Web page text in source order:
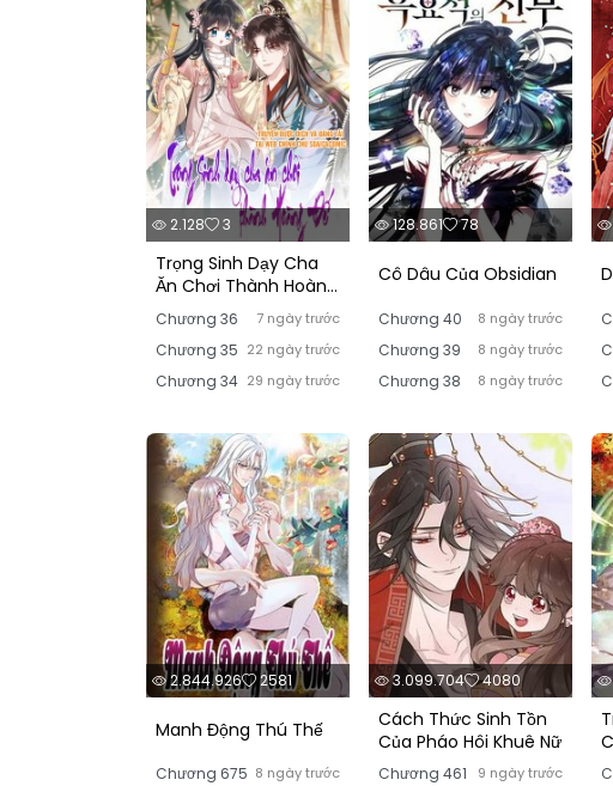
2.128 3
Trọng Sinh Dạy Cha
Ăn Chơi Thành Hoàng
Đế
Chương 36 7 ngày trước
Chương 35 22 ngày trước
Chương 34 29 ngày trước
128.861 78
Cô Dâu Của Obsidian
Chương 40 8 ngày trước
Chương 39 8 ngày trước
Chương 38 8 ngày trước
2.844.926 2581
Manh Động Thú Thế
Chương 675 8 ngày trước
3.099.704 4080
Cách Thức Sinh Tồn
Của Pháo Hôi Khuê Nữ
Chương 461 9 ngày trước